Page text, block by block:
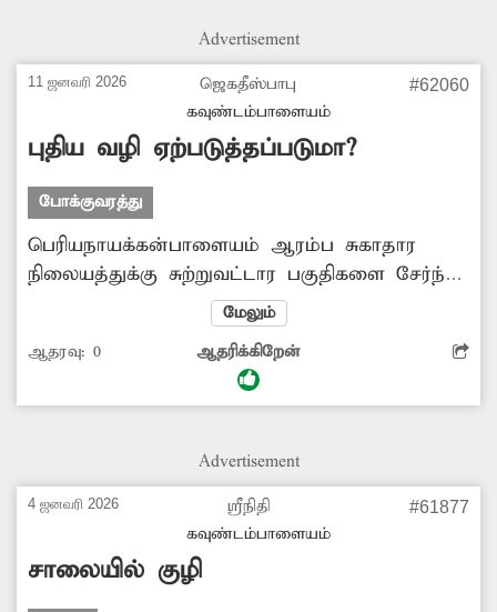
கழிவுகளையும் அகற்றவில்லை. அங்கேயே
போட்டு வைத்துள்ளனர். இதனால்
போக்குவரத்துக்கு இடையூறு ஏற்பட்டு வருகிறது.
எனவே விரைவில் அந்த பணியை முடிக்க
வேண்டும்.
Advertisement
11 ஜனவரி 2026
ஜெகதீஸ்பாபு
கவுண்டம்பாளையம்
#62060
புதிய வழி ஏற்படுத்தப்படுமா?
போக்குவரத்து
பெரியநாயக்கன்பாளையம் ஆரம்ப சுகாதார
நிலையத்துக்கு சுற்றுவட்டார பகுதிகளை சேர்ந்த
பொதுமக்கள் மருத்துவ சிகிச்சைக்காக வந்து
செல்கின்றனர். இங்கு பஸ் நிறுத்தத்தில் இருந்து
சுகாதார நிலையத்துக்கு சுற்றி வர வேண்டி
உள்ளது. பஸ் நிறுத்தத்தின் முன்பகுதியில்
அங்கு ஒரு புதிய வழி ஏற்படுத்தினால்
நோயாளிகள் வந்து செல்ல எளிதாக இருக்கும்.
அதற்கு நடவடிக்கை எடுக்கப்படுமா?.
மேலும்
ஆதரவு: 0 ஆதரிக்கிறேன்
Advertisement
4 ஜனவரி 2026
ஸ்ரீநிதி
கவுண்டம்பாளையம்
#61877
சாலையில் குழி